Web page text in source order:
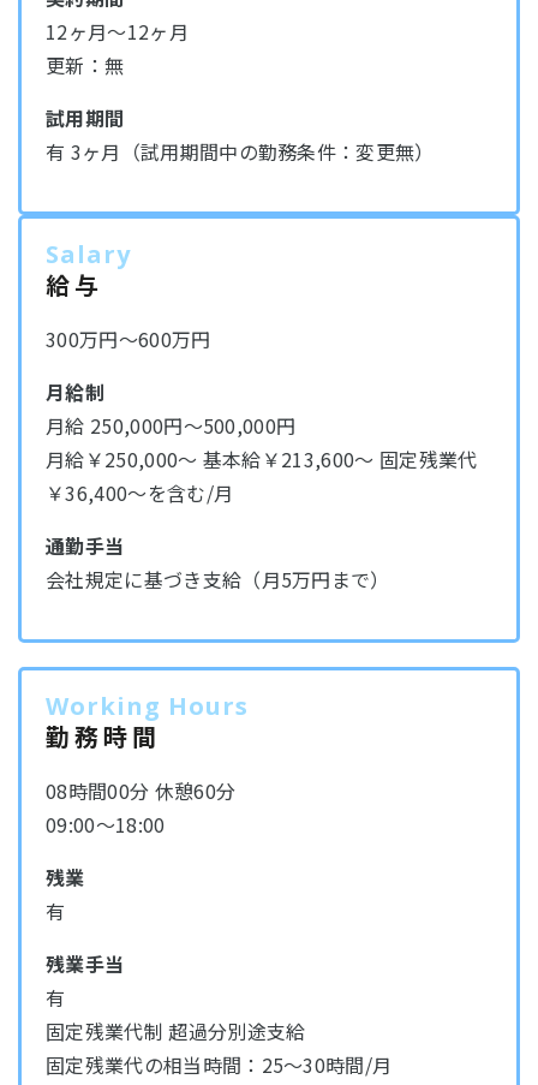
12ヶ月～12ヶ月
更新：無
試用期間
有 3ヶ月（試用期間中の勤務条件：変更無）
Salary
給与
300万円～600万円
月給制
月給 250,000円～500,000円
月給￥250,000～ 基本給￥213,600～ 固定残業代
￥36,400～を含む/月
通勤手当
会社規定に基づき支給（月5万円まで）
Working Hours
勤務時間
08時間00分 休憩60分
09:00～18:00
残業
有
残業手当
有
固定残業代制 超過分別途支給
固定残業代の相当時間：25～30時間/月